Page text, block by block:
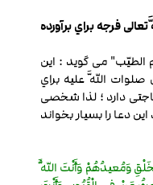
فرجه براي برآورده
الطیّب" می گوید : این
اللَّه علیه براي
دارد ؛ لذا شخصی
دعا را بسیار بخواند
وَمُعیدُهُمْ وَأَنْتَ اللَّهُ